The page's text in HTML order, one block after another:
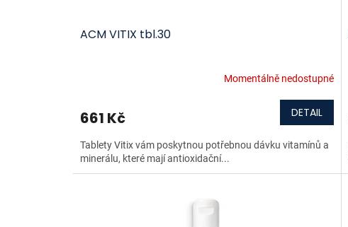
ACM VITIX tbl.30
Momentálně nedostupné
661 Kč DETAIL
Tablety Vitix vám poskytnou potřebnou dávku vitamínů a
minerálu, které mají antioxidační...